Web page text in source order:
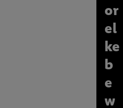
or
el
ke
b
e
w